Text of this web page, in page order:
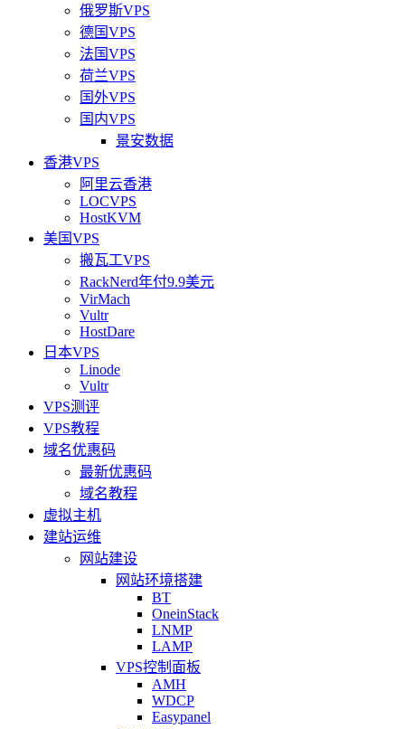
俄罗斯VPS
德国VPS
法国VPS
荷兰VPS
国外VPS
国内VPS
景安数据
香港VPS
阿里云香港
LOCVPS
HostKVM
美国VPS
搬瓦工VPS
RackNerd年付9.9美元
VirMach
Vultr
HostDare
日本VPS
Linode
Vultr
VPS测评
VPS教程
域名优惠码
最新优惠码
域名教程
虚拟主机
建站运维
网站建设
网站环境搭建
BT
OneinStack
LNMP
LAMP
VPS控制面板
AMH
WDCP
Easypanel